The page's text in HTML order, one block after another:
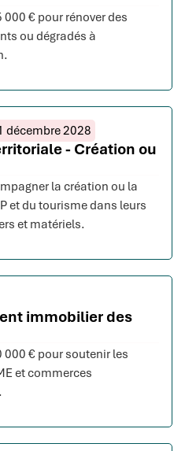
€ pour rénover des
ou dégradés à
décembre 2028
- Création ou
la création ou la
et du tourisme dans leurs
et matériels.
immobilier des
000 € pour soutenir les
et commerces